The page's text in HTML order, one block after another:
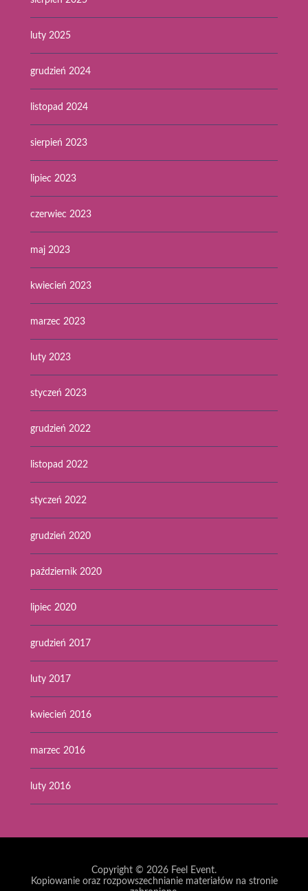
luty 2025
grudzień 2024
listopad 2024
sierpień 2023
lipiec 2023
czerwiec 2023
maj 2023
kwiecień 2023
marzec 2023
luty 2023
styczeń 2023
grudzień 2022
listopad 2022
styczeń 2022
grudzień 2020
październik 2020
lipiec 2020
grudzień 2017
luty 2017
kwiecień 2016
marzec 2016
luty 2016
Copyright © 2026 Feel Event.
Kopiowanie oraz rozpowszechnianie materiałów na stronie